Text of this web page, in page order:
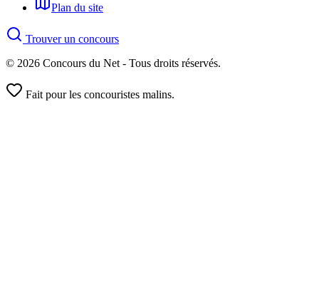
Plan du site
Trouver un concours
© 2026 Concours du Net - Tous droits réservés.
Fait pour les concouristes malins.